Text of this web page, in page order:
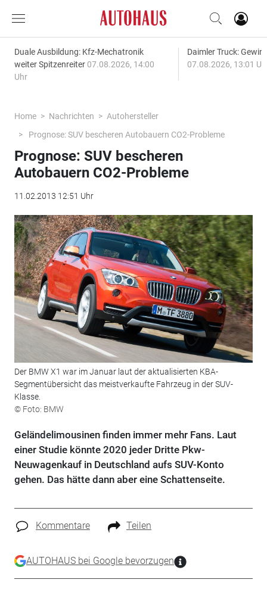
Duale Ausbildung: Kfz-Mechatronik
weiter Spitzenreiter 07.08.2026, 14:00
Uhr
Daimler Truck:
07.08.2026, 13:01
Home Nachrichten
Autohersteller
Prognose: SUV bescheren Autobauern CO2-Probleme
Prognose: SUV bescheren
Autobauern CO2-Probleme
11.02.2013 12:51 Uhr
Der BMW X1 war im Januar laut der aktualisierten KBA-
Segmentübersicht das meistverkaufte Fahrzeug in der SUV-
Klasse.
© Foto: BMW
Geländelimousinen finden immer mehr Fans. Laut
einer Studie könnte 2020 jeder Dritte Pkw-
Neuwagenkauf in Deutschland aufs SUV-Konto
gehen. Das hätte dann aber eine Schattenseite.
Kommentare Teilen
AUTOHAUS bei Google bevorzugen